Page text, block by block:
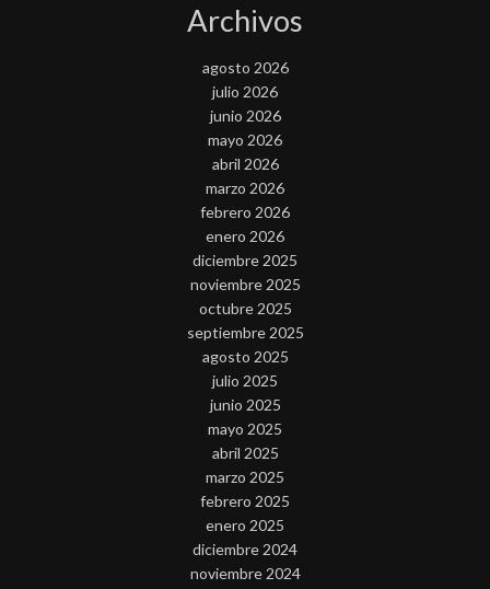
Archivos
agosto 2026
julio 2026
junio 2026
mayo 2026
abril 2026
marzo 2026
febrero 2026
enero 2026
diciembre 2025
noviembre 2025
octubre 2025
septiembre 2025
agosto 2025
julio 2025
junio 2025
mayo 2025
abril 2025
marzo 2025
febrero 2025
enero 2025
diciembre 2024
noviembre 2024